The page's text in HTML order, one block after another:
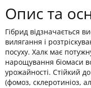
Опис та
Гібрид відзначається
вилягання і
посуху. Халк має
нарощування біомаси
урожайності. Стійкий
(фомоз, склеротиніоз,